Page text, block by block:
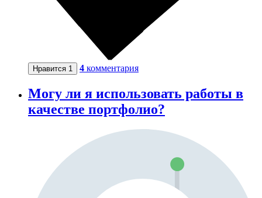
Нравится 1 4 комментария
Могу ли я использовать работы в
качестве портфолио?